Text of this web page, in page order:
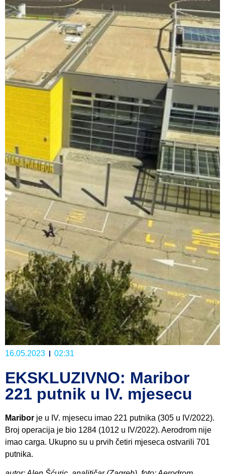
16.05.2023 02:31
EKSKLUZIVNO: Maribor
221 putnik u IV. mjesecu
Maribor je u IV. mjesecu imao 221 putnika (305 u IV/2022).
Broj operacija je bio 1284 (1012 u IV/2022). Aerodrom nije
imao carga. Ukupno su u prvih četiri mjeseca ostvarili 701
putnika.